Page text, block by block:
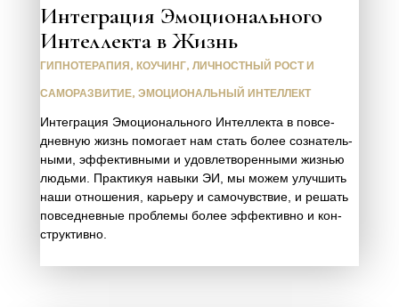
Интеграция Эмоционального
Интеллекта в Жизнь
ГИПНОТЕРАПИЯ, КОУЧИНГ, ЛИЧНОСТНЫЙ РОСТ И
САМОРАЗВИТИЕ, ЭМОЦИОНАЛЬНЫЙ ИНТЕЛЛЕКТ
Инте­гра­ция Эмо­ци­о­наль­но­го Интел­лек­та в повсе­
днев­ную жизнь помо­га­ет нам стать более созна­тель­
ны­ми, эффек­тив­ны­ми и удо­вле­тво­рен­ны­ми жиз­нью
людь­ми. Прак­ти­куя навы­ки ЭИ, мы можем улуч­шить
наши отно­ше­ния, карье­ру и само­чув­ствие, и решать
повсе­днев­ные про­бле­мы более эффек­тив­но и кон­
струк­тив­но.